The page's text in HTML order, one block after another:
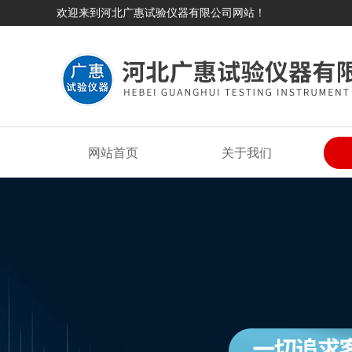
欢迎来到河北广惠试验仪器有限公司网站！
网站首页 关于我们